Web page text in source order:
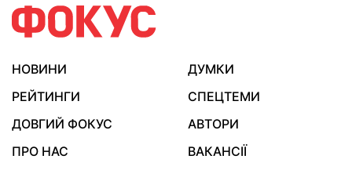
НОВИНИ
ДУМКИ
РЕЙТИНГИ
СПЕЦТЕМИ
ДОВГИЙ ФОКУС
АВТОРИ
ПРО НАС
ВАКАНСІЇ